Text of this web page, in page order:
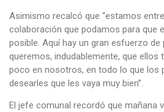
Asimismo recalcó que “estamos
colaboración que podamos para que
posible. Aquí hay un gran esfuerzo
queremos, indudablemente, que ellos
poco en nosotros, en todo lo que los
desearles que les vaya muy bien”.
El jefe comunal recordó que mañana